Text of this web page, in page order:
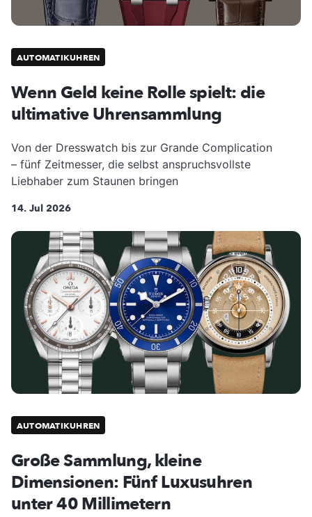
AUTOMATIKUHREN
Wenn Geld keine Rolle spielt: die
ultimative Uhrensammlung
Von der Dresswatch bis zur Grande Complication
– fünf Zeitmesser, die selbst anspruchsvollste
Liebhaber zum Staunen bringen
14. Jul 2026
AUTOMATIKUHREN
Große Sammlung, kleine
Dimensionen: Fünf Luxusuhren
unter 40 Millimetern